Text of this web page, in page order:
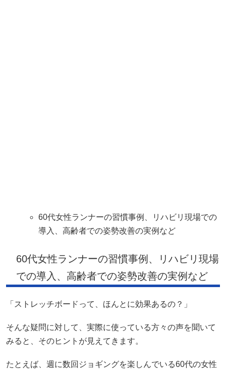
60代女性ランナーの習慣事例、リハビリ現場での
導入、高齢者での姿勢改善の実例など
60代女性ランナーの習慣事例、リハビリ現場
での導入、高齢者での姿勢改善の実例など
「ストレッチボードって、ほんとに効果あるの？」
そんな疑問に対して、実際に使っている方々の声を聞いて
みると、そのヒントが見えてきます。
たとえば、週に数回ジョギングを楽しんでいる60代の女性